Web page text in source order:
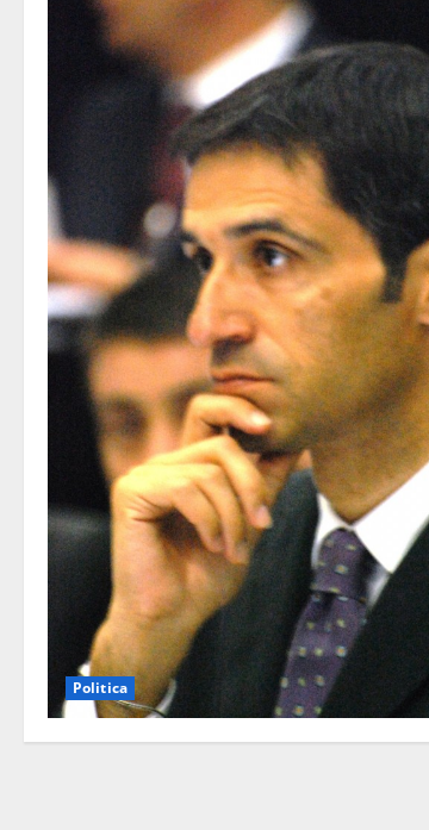
Politica